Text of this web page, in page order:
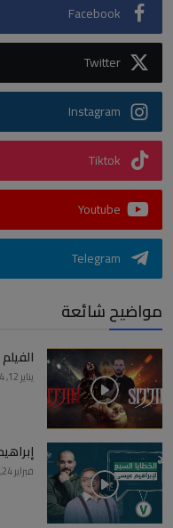
Facebook
Twitter
Instagram
Tiktok
Youtube
Telegram
مواضيح شائعة
يناير 12, 2024
فبراير 24, 2022